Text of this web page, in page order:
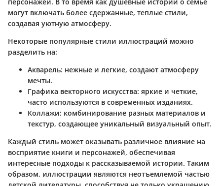
персонажей. В то время как душевные истории о семье
могут включать более сдержанные, теплые стили,
создавая уютную атмосферу.
Некоторые популярные стили иллюстраций можно
разделить на:
Акварель: нежные и легкие, создают атмосферу
мечты.
Графика векторного искусства: яркие и четкие,
часто используются в современных изданиях.
Коллажи: комбинирование разных материалов и
текстур, создающее уникальный визуальный опыт.
Каждый стиль может оказывать различное влияние на
восприятие книги и персонажей, обеспечивая
интересные подходы к рассказываемой истории. Таким
образом, иллюстрации являются неотъемлемой частью